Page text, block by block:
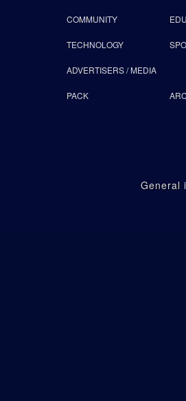
COMMUNITY
TECHNOLOGY
ADVERTISERS / MEDIA
PACK
General